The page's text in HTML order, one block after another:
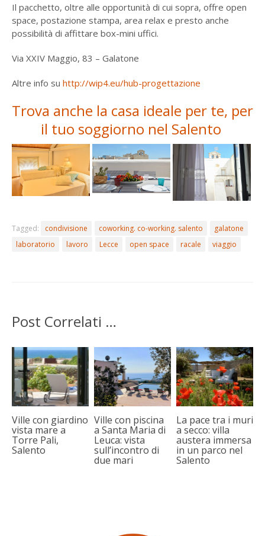
Il pacchetto, oltre alle opportunità di cui sopra, offre open
space, postazione stampa, area relax e presto anche
possibilità di affittare box-mini uffici.
Via XXIV Maggio, 83 – Galatone
Altre info su http://wip4.eu/hub-progettazione
Trova anche la casa ideale per te, per
il tuo soggiorno nel Salento
Tagged: condivisione coworking. co-working. salento
galatone
laboratorio
lavoro Lecce open space racale viaggio
Post Correlati …
Ville con giardino
vista mare a
Torre Pali,
Salento
Ville con piscina
a Santa Maria di
Leuca: vista
sull’incontro di
due mari
La pace tra i muri
a secco: villa
austera immersa
in un parco nel
Salento